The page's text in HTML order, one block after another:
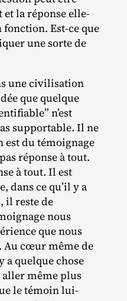
la réponse elle‐​
Est‐​ce que
une sorte de
une civilisation
que quelque
n’est
supportable. Il ne
est du témoignage
réponse à tout.
à tout. Il est
dans ce qu’il y a
il reste de
nous
que nous
Au cœur même de
quelque chose
aller même plus
le témoin lui‐​